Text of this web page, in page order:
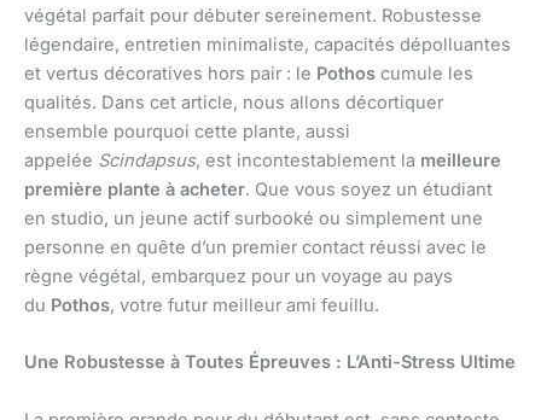
végétal parfait pour débuter sereinement. Robustesse
légendaire, entretien minimaliste, capacités dépolluantes
et vertus décoratives hors pair : le Pothos cumule les
qualités. Dans cet article, nous allons décortiquer
ensemble pourquoi cette plante, aussi
appelée Scindapsus, est incontestablement la meilleure
première plante à acheter. Que vous soyez un étudiant
en studio, un jeune actif surbooké ou simplement une
personne en quête d’un premier contact réussi avec le
règne végétal, embarquez pour un voyage au pays
du Pothos, votre futur meilleur ami feuillu.
Une Robustesse à Toutes Épreuves : L’Anti-Stress Ultime